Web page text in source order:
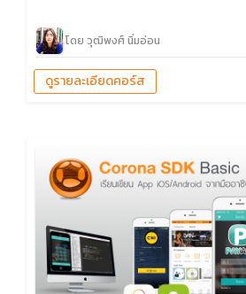
โดย วุฒิพงศ์ นิ่มอ่อน
ดูรายละเอียดคอร์ส